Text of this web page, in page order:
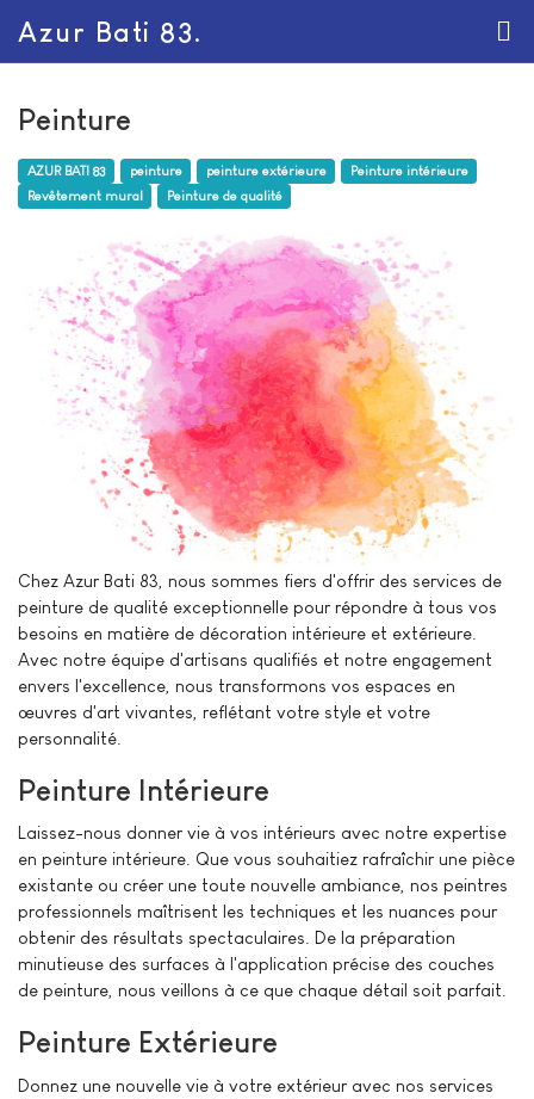
Azur Bati 83.
Peinture
AZUR BATI 83 peinture peinture extérieure
Peinture intérieure
Revêtement mural
Peinture de qualité
Chez Azur Bati 83, nous sommes fiers d'offrir des services de
peinture de qualité exceptionnelle pour répondre à tous vos
besoins en matière de décoration intérieure et extérieure.
Avec notre équipe d'artisans qualifiés et notre engagement
envers l'excellence, nous transformons vos espaces en
œuvres d'art vivantes, reflétant votre style et votre
personnalité.
Peinture Intérieure
Laissez-nous donner vie à vos intérieurs avec notre expertise
en peinture intérieure. Que vous souhaitiez rafraîchir une pièce
existante ou créer une toute nouvelle ambiance, nos peintres
professionnels maîtrisent les techniques et les nuances pour
obtenir des résultats spectaculaires. De la préparation
minutieuse des surfaces à l'application précise des couches
de peinture, nous veillons à ce que chaque détail soit parfait.
Peinture Extérieure
Donnez une nouvelle vie à votre extérieur avec nos services